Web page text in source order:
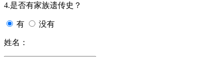
4.是否有家族遗传史？
有 没有
姓名：